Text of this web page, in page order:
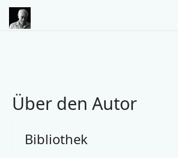
Über den Autor
Bibliothek